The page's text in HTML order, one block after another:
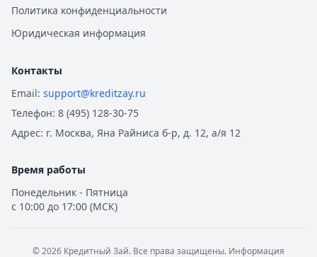
Политика конфиденциальности
Юридическая информация
Контакты
Email: support@kreditzay.ru
Телефон: 8 (495) 128-30-75
Адрес: г. Москва, Яна Райниса б-р, д. 12, а/я 12
Время работы
Понедельник - Пятница
с 10:00 до 17:00 (МСК)
©2026 Кредитный Зай. Все права защищены. Информация